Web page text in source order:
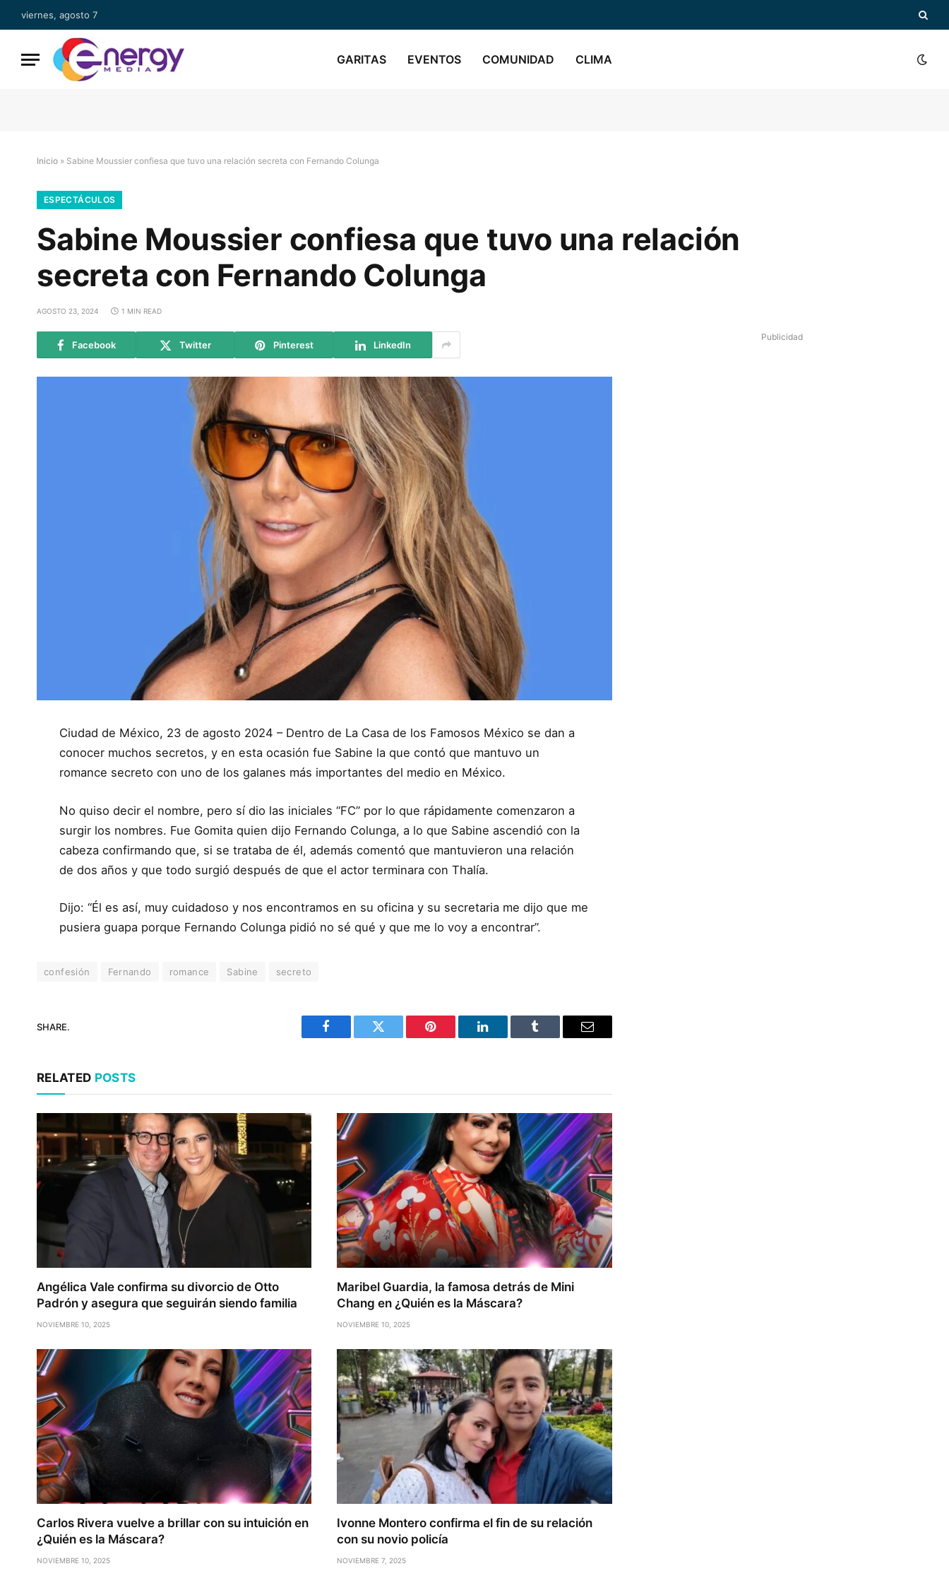
viernes, agosto 7
GARITAS EVENTOS COMUNIDAD CLIMA
Inicio » Sabine Moussier confiesa que tuvo una relación secreta con Fernando Colunga
ESPECTÁCULOS
Sabine Moussier confiesa que tuvo una relación
secreta con Fernando Colunga
AGOSTO 23, 2024 1 MIN READ
Facebook Twitter Pinterest LinkedIn
Ciudad de México, 23 de agosto 2024 – Dentro de La Casa de los Famosos México se dan a
conocer muchos secretos, y en esta ocasión fue Sabine la que contó que mantuvo un
romance secreto con uno de los galanes más importantes del medio en México.
No quiso decir el nombre, pero sí dio las iniciales “FC” por lo que rápidamente comenzaron a
surgir los nombres. Fue Gomita quien dijo Fernando Colunga, a lo que Sabine ascendió con la
cabeza confirmando que, si se trataba de él, además comentó que mantuvieron una relación
de dos años y que todo surgió después de que el actor terminara con Thalía.
Dijo: “Él es así, muy cuidadoso y nos encontramos en su oficina y su secretaria me dijo que me
pusiera guapa porque Fernando Colunga pidió no sé qué y que me lo voy a encontrar”.
confesión Fernando romance Sabine secreto
SHARE.
Facebook Twitter Pinterest LinkedIn Tumblr Email
RELATED POSTS
Angélica Vale confirma su divorcio de Otto
Padrón y asegura que seguirán siendo familia
NOVIEMBRE 10, 2025
Maribel Guardia, la famosa detrás de Mini
Chang en ¿Quién es la Máscara?
NOVIEMBRE 10, 2025
Carlos Rivera vuelve a brillar con su intuición en
¿Quién es la Máscara?
NOVIEMBRE 10, 2025
Ivonne Montero confirma el fin de su relación
con su novio policía
NOVIEMBRE 7, 2025
Publicidad